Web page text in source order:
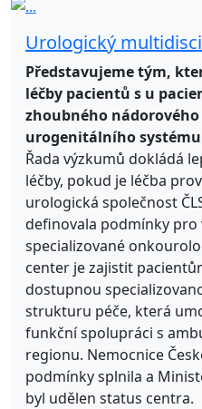
Urologický
Představujeme tým,
léčby pacientů s u
zhoubného
urogenitálního systému
Řada výzkumů dokládá
léčby, pokud je léčba
urologická společnost
definovala podmínky pro
specializované
center je zajistit
dostupnou
strukturu péče, která
funkční spolupráci s
regionu. Nemocnice
podmínky splnila a
byl udělen status centra.